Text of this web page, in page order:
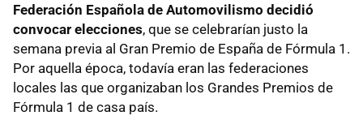
Federación Española de Automovilismo decidió
convocar elecciones, que se celebrarían justo la
semana previa al Gran Premio de España de Fórmula 1.
Por aquella época, todavía eran las federaciones
locales las que organizaban los Grandes Premios de
Fórmula 1 de casa país.